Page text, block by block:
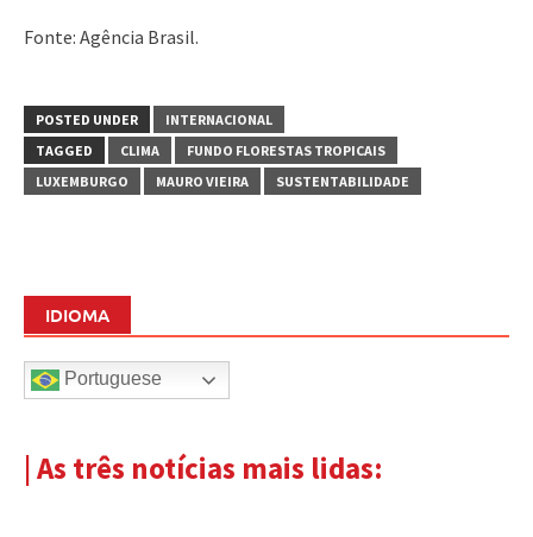
Fonte: Agência Brasil.
POSTED UNDER
INTERNACIONAL
TAGGED
CLIMA
FUNDO FLORESTAS TROPICAIS
LUXEMBURGO
MAURO VIEIRA SUSTENTABILIDADE
IDIOMA
Portuguese
| As três notícias mais lidas: